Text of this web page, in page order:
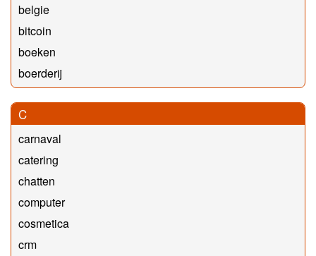
belgie
bitcoin
boeken
boerderij
C
carnaval
catering
chatten
computer
cosmetica
crm